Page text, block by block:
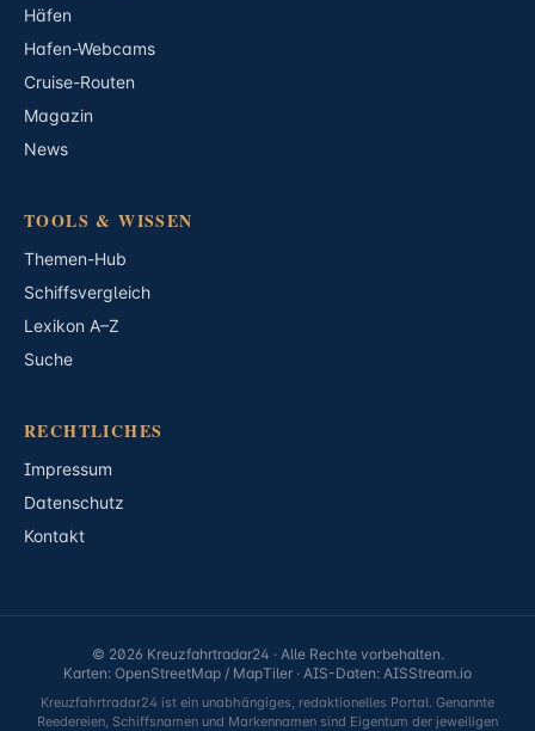
Häfen
Hafen-Webcams
Cruise-Routen
Magazin
News
TOOLS & WISSEN
Themen-Hub
Schiffsvergleich
Lexikon A–Z
Suche
RECHTLICHES
Impressum
Datenschutz
Kontakt
© 2026 Kreuzfahrtradar24 · Alle Rechte vorbehalten.
Karten: OpenStreetMap / MapTiler · AIS-Daten: AISStream.io
Kreuzfahrtradar24 ist ein unabhängiges, redaktionelles Portal. Genannte
Reedereien, Schiffsnamen und Markennamen sind Eigentum der jeweiligen